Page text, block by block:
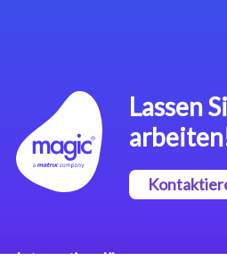
Lassen
Integrationslösungen